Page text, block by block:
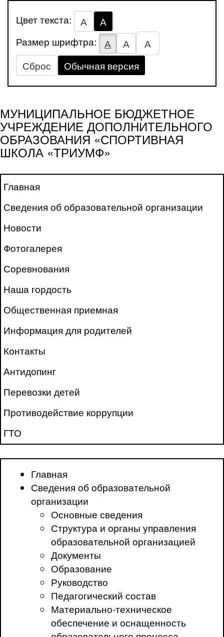
Цвет текста: А
А
Размер шрифтра:
А А
А
Сброс
Обычная версия
МУНИЦИПАЛЬНОЕ БЮДЖЕТНОЕ
УЧРЕЖДЕНИЕ ДОПОЛНИТЕЛЬНОГО
ОБРАЗОВАНИЯ «СПОРТИВНАЯ
ШКОЛА «ТРИУМФ»
Главная
Сведения об образовательной организации
Новости
Фотогалерея
Соревнования
Наша гордость
Общественная приемная
Информация для родителей
Контакты
Антидопинг
Перевозки детей
Противодействие коррупции
ГТО
Главная
Сведения об образовательной
организации
Основные сведения
Структура и органы управления
образовательной организацией
Документы
Образование
Руководство
Педагогический состав
Материально-техническое
обеспечение и оснащенность